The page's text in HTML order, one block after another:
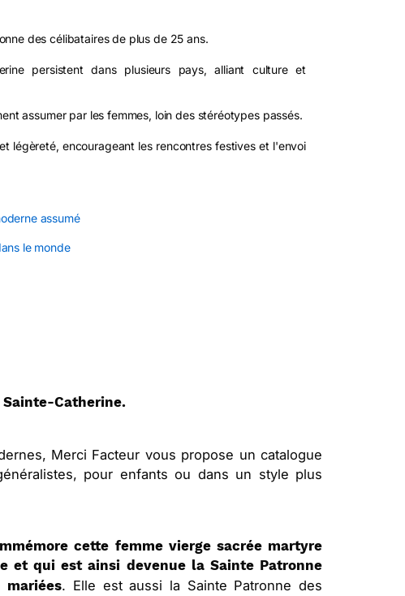
des célibataires de plus de 25 ans.
persistent dans plusieurs pays, alliant culture et
assumer par les femmes, loin des stéréotypes passés.
légèreté, encourageant les rencontres festives et l'envoi
assumé
le monde
Sainte-Catherine.
Merci Facteur vous propose un catalogue
pour enfants ou dans un style plus
cette femme vierge sacrée martyre
et qui est ainsi devenue la Sainte Patronne
. Elle est aussi la Sainte Patronne des